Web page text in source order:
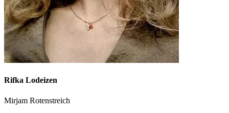
Rifka Lodeizen
Mirjam Rotenstreich